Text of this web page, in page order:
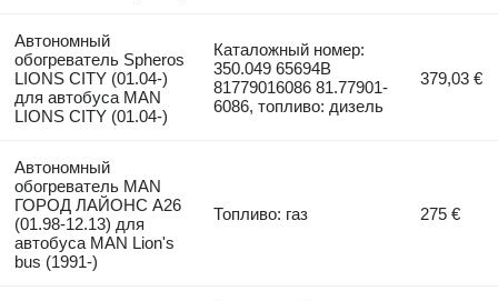
Автономный
обогреватель Spheros
LIONS CITY (01.04-)
для автобуса MAN
LIONS CITY (01.04-)
Каталожный номер:
350.049 65694B
81779016086 81.77901-
6086, топливо: дизель
379,03 €
Автономный
обогреватель MAN
ГОРОД ЛАЙОНС А26
(01.98-12.13) для
автобуса MAN Lion's
bus (1991-)
Топливо: газ 275 €